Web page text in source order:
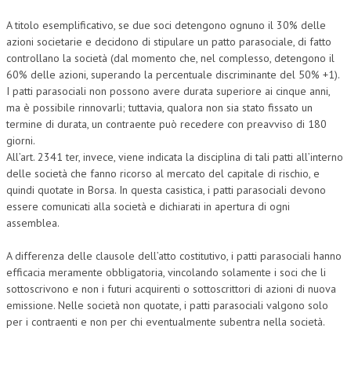
A titolo esemplificativo, se due soci detengono ognuno il 30% delle
azioni societarie e decidono di stipulare un patto parasociale, di fatto
controllano la società (dal momento che, nel complesso, detengono il
60% delle azioni, superando la percentuale discriminante del 50% +1).
I patti parasociali non possono avere durata superiore ai cinque anni,
ma è possibile rinnovarli; tuttavia, qualora non sia stato fissato un
termine di durata, un contraente può recedere con preavviso di 180
giorni.
All’art. 2341 ter, invece, viene indicata la disciplina di tali patti all’interno
delle società che fanno ricorso al mercato del capitale di rischio, e
quindi quotate in Borsa. In questa casistica, i patti parasociali devono
essere comunicati alla società e dichiarati in apertura di ogni
assemblea.
A differenza delle clausole dell’atto costitutivo, i patti parasociali hanno
efficacia meramente obbligatoria, vincolando solamente i soci che li
sottoscrivono e non i futuri acquirenti o sottoscrittori di azioni di nuova
emissione. Nelle società non quotate, i patti parasociali valgono solo
per i contraenti e non per chi eventualmente subentra nella società.